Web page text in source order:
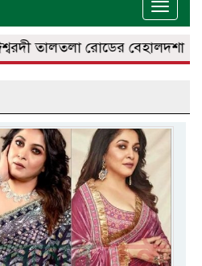
Toggle
রোডের বেহালদশা